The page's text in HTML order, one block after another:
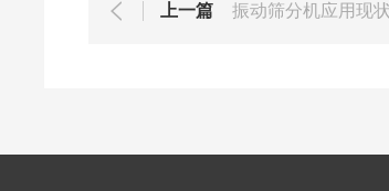
上一篇 振动筛分机应用现状